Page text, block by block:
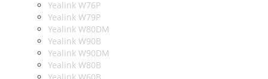
Yealink W76P
Yealink W79P
Yealink W80DM
Yealink W90B
Yealink W90DM
Yealink W80B